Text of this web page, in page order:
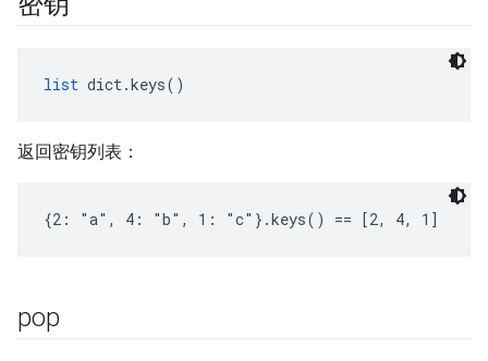
list dict.keys()
返回密钥列表：
{2: "a", 4: "b", 1: "c"}.keys() == [2, 4, 1]
pop